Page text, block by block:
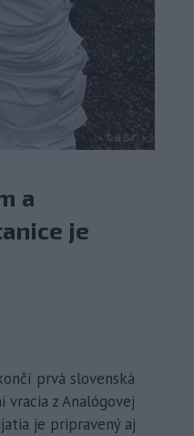
a
je
prvá slovenská
z Analógovej
je pripravený aj